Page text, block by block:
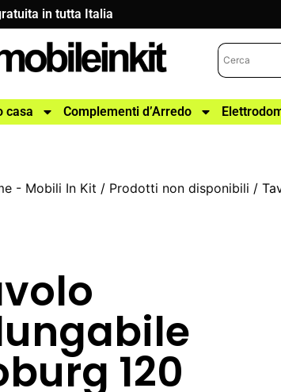
in tutta Italia
casa Complementi d’Arredo
- Mobili In Kit / Prodotti non disponibili /
120